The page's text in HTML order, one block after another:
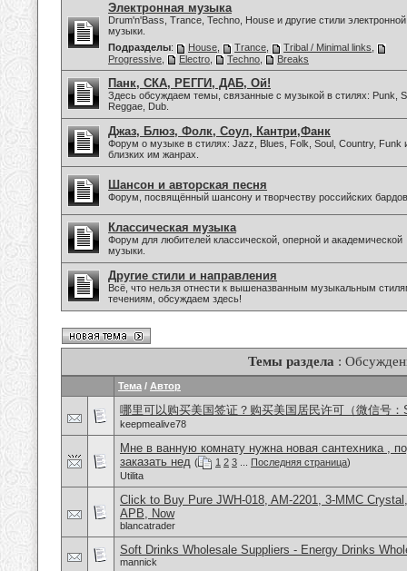
Электронная музыка
Drum'n'Bass, Trance, Techno, House и другие стили электронной
музыки.
Подразделы: House Trance Tribal / Minimal links
Progressive
Electro Techno Breaks
Панк, СКА, РЕГГИ, ДАБ, Ой!
Здесь обсуждаем темы, связанные с музыкой в стилях: Punk,
Reggae, Dub.
Джаз, Блюз, Фолк, Соул, Кантри,Фанк
Форум о музыке в стилях: Jazz, Blues, Folk, Soul, Country, Funk
близких им жанрах.
Шансон и авторская песня
Форум, посвящённый шансону и творчеству российских
Классическая музыка
Форум для любителей классической, оперной и академической
музыки.
Другие стили и направления
Всё, что нельзя отнести к вышеназванным музыкальным
течениям, обсуждаем здесь!
Темы раздела :
Тема / Автор
哪里可以购买美国签证？购买美国居民许可（微信号：
keepmealive78
Мне в ванную комнату нужна новая сантехника ,
заказать нед ( 1 2 3 Последняя страница)
Utilita
Click to Buy Pure JWH-018, AM-2201, 3-MMC
APB, Now
blancatrader
Soft Drinks Wholesale Suppliers - Energy Drinks
mannick